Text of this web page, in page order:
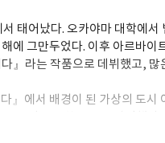
태어났다. 오카야마 대학에
에 그만두었다. 이후 아르바
』라는 작품으로 데뷔했고,
』에서 배경이 된 가상의 도시
건을 해결하는 그의 소설은 아